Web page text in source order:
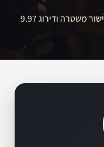
שירות מנעולן מקצועי, מהיר ואמין, עם אישור משטרה ודירוג 9.97